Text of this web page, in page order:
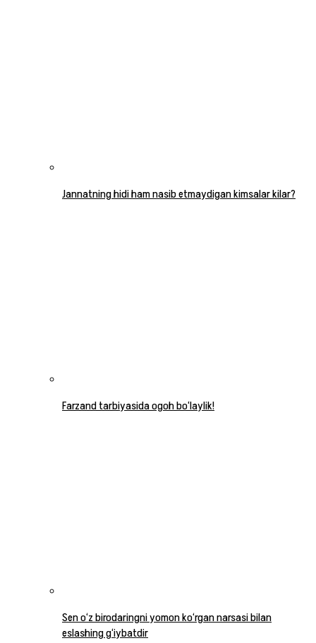
Jannatning hidi ham nasib etmaydigan kimsalar kilar?
Farzand tarbiyasida ogoh bo‘laylik!
Sen o‘z birodaringni yomon ko‘rgan narsasi bilan
eslashing g‘iybatdir